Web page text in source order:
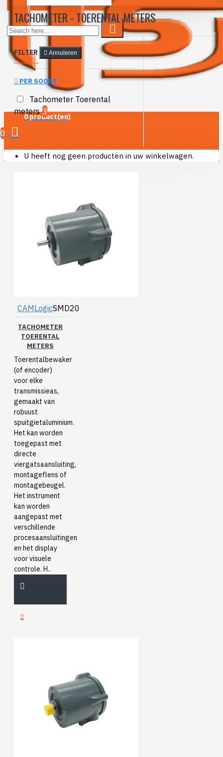
0 product(en)
0
U heeft nog geen producten in uw winkelwagen.
TACHOMETER - TOERENTAL METERS
FILTER Annuleren
PER SOORT
Tachometer Toerental
meters 3
CAMLogicSMD20
TACHOMETER
TOERENTAL
METERS
Toerentalbewaker
(of encoder)
voor elke
transmissieas,
gemaakt van
robuust
spuitgietaluminium.
Het kan worden
toegepast met
directe
viergatsaansluiting,
montageflens of
montagebeugel.
Het instrument
kan worden
aangepast met
verschillende
procesaansluitingen
en het display
voor visuele
controle. H..